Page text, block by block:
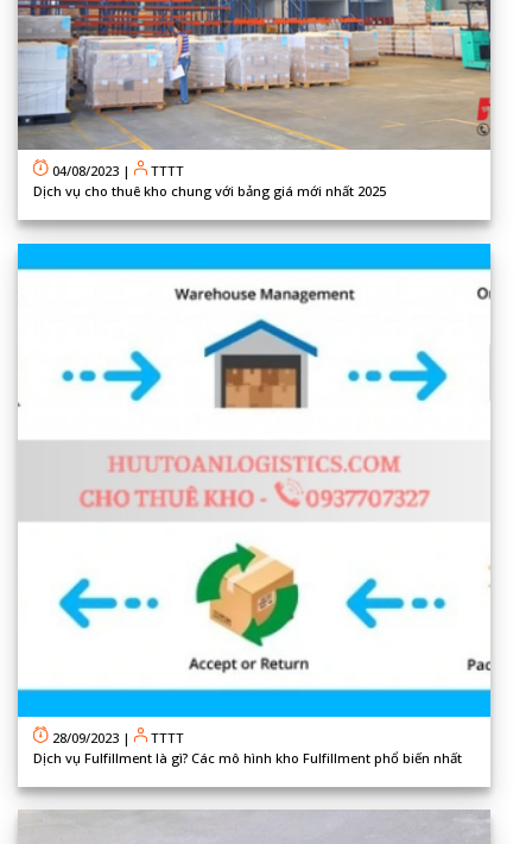
04/08/2023 |
TTTT
Dịch vụ cho thuê kho chung với bảng giá mới nhất 2025
28/09/2023 |
TTTT
Dịch vụ Fulfillment là gì? Các mô hình kho Fulfillment phổ biến nhất